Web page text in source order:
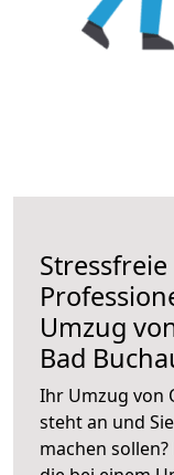
Umzug
Bad
Ihr Umzug von
steht an und
machen